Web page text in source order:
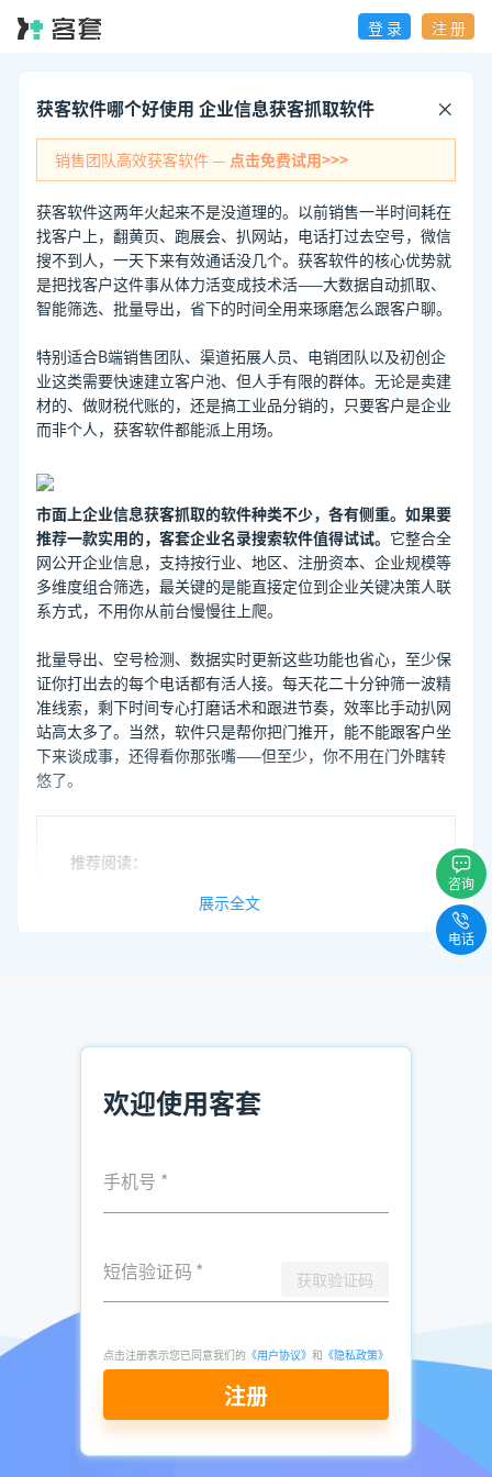
登 录 注 册
获客软件哪个好使用 企业信息获客抓取软件
销售团队高效获客软件 — 点击免费试用>>>
获客软件这两年火起来不是没道理的。以前销售一半时间耗在
找客户上，翻黄页、跑展会、扒网站，电话打过去空号，微信
搜不到人，一天下来有效通话没几个。获客软件的核心优势就
是把找客户这件事从体力活变成技术活——大数据自动抓取、
智能筛选、批量导出，省下的时间全用来琢磨怎么跟客户聊。
特别适合B端销售团队、渠道拓展人员、电销团队以及初创企
业这类需要快速建立客户池、但人手有限的群体。无论是卖建
材的、做财税代账的，还是搞工业品分销的，只要客户是企业
而非个人，获客软件都能派上用场。
市面上企业信息获客抓取的软件种类不少，各有侧重。如果要
推荐一款实用的，客套企业名录搜索软件值得试试。 它整合全
网公开企业信息，支持按行业、地区、注册资本、企业规模等
多维度组合筛选，最关键的是能直接定位到企业关键决策人联
系方式，不用你从前台慢慢往上爬。
批量导出、空号检测、数据实时更新这些功能也省心，至少保
证你打出去的每个电话都有活人接。每天花二十分钟筛一波精
准线索，剩下时间专心打磨话术和跟进节奏，效率比手动扒网
站高太多了。当然，软件只是帮你把门推开，能不能跟客户坐
下来谈成事，还得看你那张嘴——但至少，你不用在门外瞎转
悠了。
推荐阅读：
销售如何找客户 销售怎样找客户痛点
发表于2026-
点击立即申请免费试用
展示全文
欢迎使用客套
手机号 *
短信验证码 * 获取验证码
点击注册表示您已同意我们的 《用户协议》 和 《隐私政策》
注册
咨询
电话